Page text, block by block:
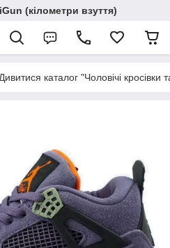
(кілометри взуття)
Дивитися каталог "Чоловічі кросівки